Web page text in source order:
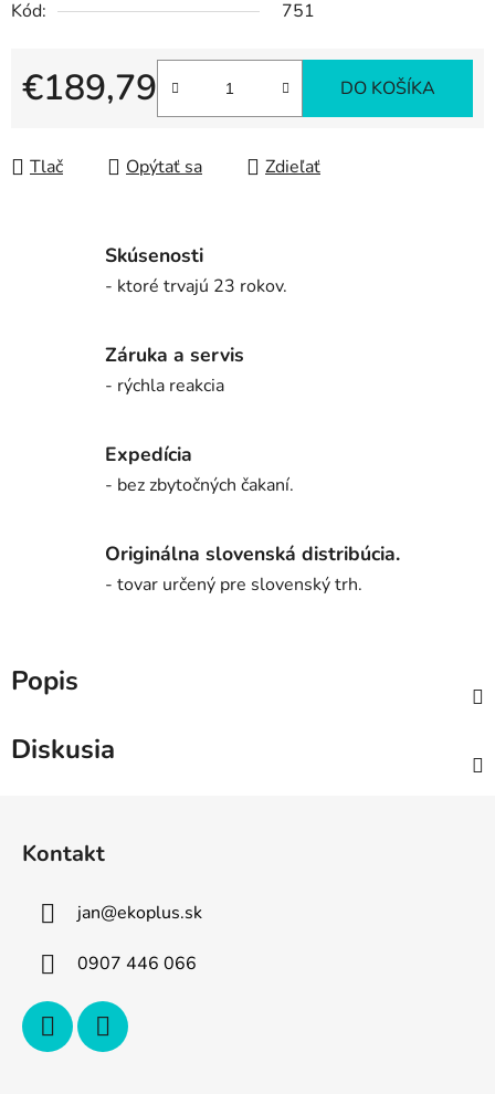
Kód:
751
€189,79 DO KOŠÍKA
Tlač Opýtať sa Zdieľať
Skúsenosti
- ktoré trvajú 23 rokov.
Záruka a servis
- rýchla reakcia
Expedícia
- bez zbytočných čakaní.
Originálna slovenská distribúcia.
- tovar určený pre slovenský trh.
Popis
Diskusia
Kontakt
jan@ekoplus.sk
0907 446 066